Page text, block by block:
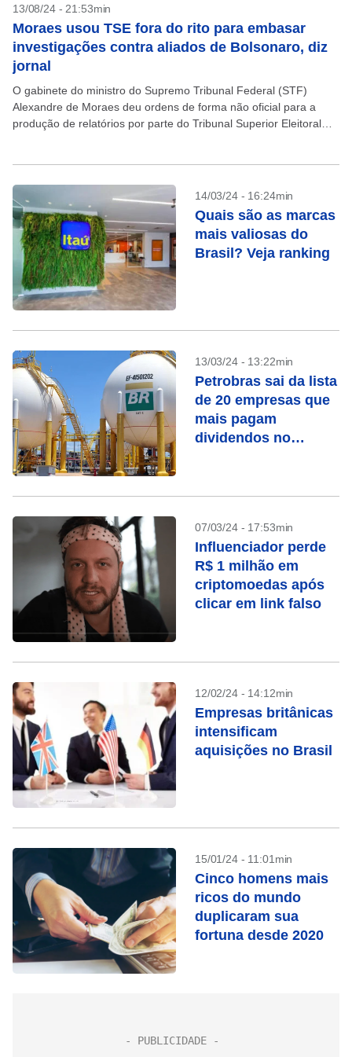
13/08/24 - 21:53min
Moraes usou TSE fora do rito para embasar
investigações contra aliados de Bolsonaro, diz
jornal
O gabinete do ministro do Supremo Tribunal Federal (STF)
Alexandre de Moraes deu ordens de forma não oficial para a
produção de relatórios por parte do Tribunal Superior Eleitoral
14/03/24 - 16:24min
Quais são as marcas
mais valiosas do
Brasil? Veja ranking
13/03/24 - 13:22min
Petrobras sai da lista
de 20 empresas que
mais pagam
dividendos no
07/03/24 - 17:53min
Influenciador perde
R$ 1 milhão em
criptomoedas após
clicar em link falso
12/02/24 - 14:12min
Empresas britânicas
intensificam
aquisições no Brasil
15/01/24 - 11:01min
Cinco homens mais
ricos do mundo
duplicaram sua
fortuna desde 2020